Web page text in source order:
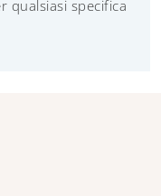
qualsiasi specifica